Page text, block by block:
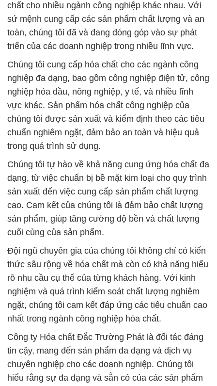
chất cho nhiều ngành công nghiệp khác nhau. Với
sứ mệnh cung cấp các sản phẩm chất lượng và an
toàn, chúng tôi đã và đang đóng góp vào sự phát
triển của các doanh nghiệp trong nhiều lĩnh vực.
Chúng tôi cung cấp hóa chất cho các ngành công
nghiệp đa dạng, bao gồm công nghiệp điện tử, công
nghiệp hóa dầu, nông nghiệp, y tế, và nhiều lĩnh
vực khác. Sản phẩm hóa chất công nghiệp của
chúng tôi được sản xuất và kiểm định theo các tiêu
chuẩn nghiêm ngặt, đảm bảo an toàn và hiệu quả
trong quá trình sử dụng.
Chúng tôi tự hào về khả năng cung ứng hóa chất đa
dạng, từ việc chuẩn bị bề mặt kim loại cho quy trình
sản xuất đến việc cung cấp sản phẩm chất lượng
cao. Cam kết của chúng tôi là đảm bảo chất lượng
sản phẩm, giúp tăng cường độ bền và chất lượng
cuối cùng của sản phẩm.
Đội ngũ chuyên gia của chúng tôi không chỉ có kiến
thức sâu rộng về hóa chất mà còn có khả năng hiểu
rõ nhu cầu cụ thể của từng khách hàng. Với kinh
nghiệm và quá trình kiểm soát chất lượng nghiêm
ngặt, chúng tôi cam kết đáp ứng các tiêu chuẩn cao
nhất trong ngành công nghiệp hóa chất.
Công ty Hóa chất Đắc Trường Phát là đối tác đáng
tin cậy, mang đến sản phẩm đa dạng và dịch vụ
chuyên nghiệp cho các doanh nghiệp. Chúng tôi
hiểu rằng sự đa dạng và sẵn có của các sản phẩm